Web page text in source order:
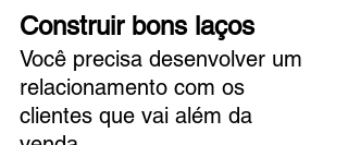
Construir bons laços
Você precisa desenvolver um
relacionamento com os
clientes que vai além da